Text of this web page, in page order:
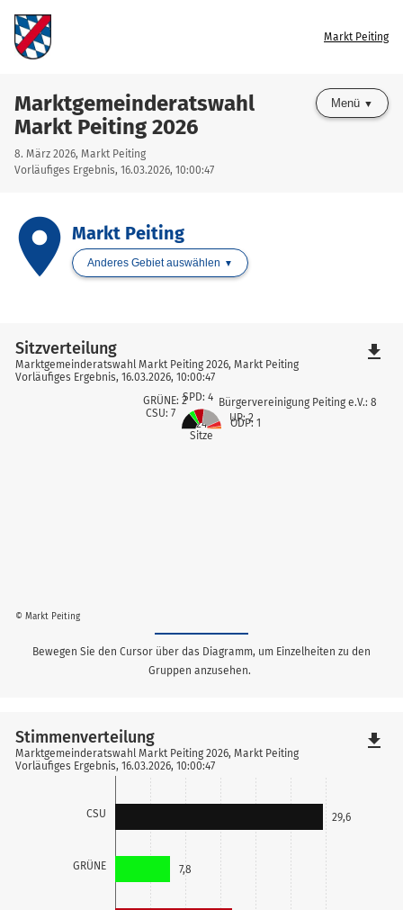
Markt Peiting
Marktgemeinderatswahl
Markt Peiting 2026
8. März 2026, Markt Peiting
Vorläufiges Ergebnis, 16.03.2026, 10:00:47
Menü
placeMarkt Peiting
Anderes Gebiet auswählen
24
Sitze
CSU: 7
GRÜNE: 2SPD: 4 Bürgervereinigung Peiting e.V.: 8
UP: 2
ÖDP: 1
© Markt Peiting
Sitzverteilung
Marktgemeinderatswahl Markt Peiting 2026, Markt Peiting
Vorläufiges Ergebnis, 16.03.2026, 10:00:47
file_download
Bewegen Sie den Cursor über das Diagramm, um Einzelheiten zu den
Gruppen anzusehen.
CSU
GRÜNE
29,6
7,8
Stimmenverteilung
Marktgemeinderatswahl Markt Peiting 2026, Markt Peiting
Vorläufiges Ergebnis, 16.03.2026, 10:00:47
file_download